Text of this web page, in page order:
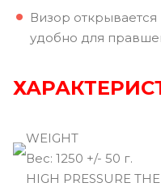
Визор
удобно для
WEIGHT
Вec: 1250 +/- 50 г.
HIGH PRESSURE